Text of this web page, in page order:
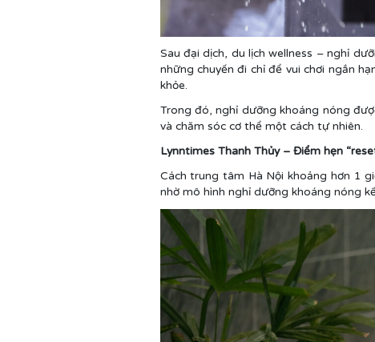
Sau đại dịch, du lịch wellness – nghỉ
những chuyến đi chỉ để vui chơi ngắn
khỏe.
Trong đó, nghỉ dưỡng khoáng nóng
và chăm sóc cơ thể một cách tự nhiên.
Lynntimes Thanh Thủy – Điểm hẹn
Cách trung tâm Hà Nội khoảng hơn 1
nhờ mô hình nghỉ dưỡng khoáng nóng